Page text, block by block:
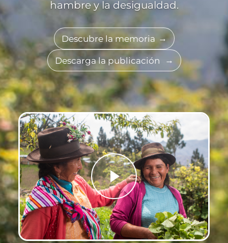
hambre y la desigualdad.
Descubre la memoria
Descarga la publicación